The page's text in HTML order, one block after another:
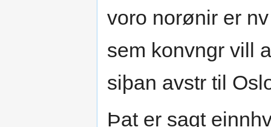
voro norønir er
sem konvngr vill
siþan avstr til
Þat er sagt